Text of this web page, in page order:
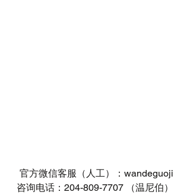
官方微信客服（人工）：wandeguoji
咨询电话：204-809-7707 （温尼伯）